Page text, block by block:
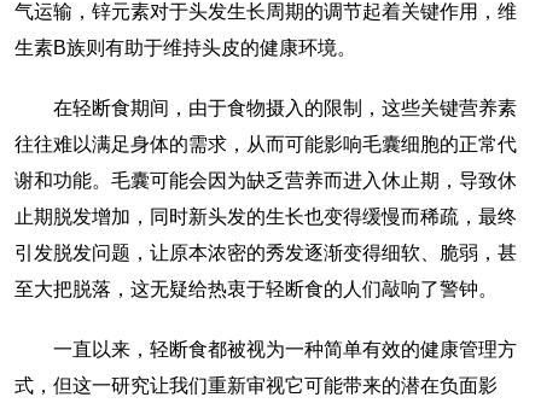
气运输，锌元素对于头发生长周期的调节起着关键作用，维
生素B族则有助于维持头皮的健康环境。
在轻断食期间，由于食物摄入的限制，这些关键营养素
往往难以满足身体的需求，从而可能影响毛囊细胞的正常代
谢和功能。毛囊可能会因为缺乏营养而进入休止期，导致休
止期脱发增加，同时新头发的生长也变得缓慢而稀疏，最终
引发脱发问题，让原本浓密的秀发逐渐变得细软、脆弱，甚
至大把脱落，这无疑给热衷于轻断食的人们敲响了警钟。
一直以来，轻断食都被视为一种简单有效的健康管理方
式，但这一研究让我们重新审视它可能带来的潜在负面影